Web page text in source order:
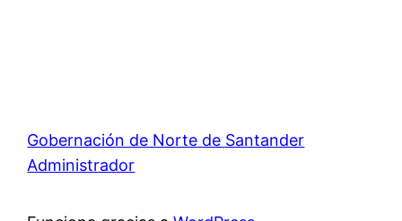
Gobernación de Norte de Santander
Administrador